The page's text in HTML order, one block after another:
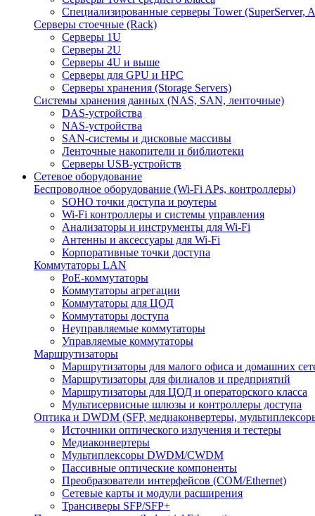
Специализированные серверы Tower (SuperServer,
Серверы стоечные (Rack)
Серверы 1U
Серверы 2U
Серверы 4U и выше
Серверы для GPU и HPC
Серверы хранения (Storage Servers)
Системы хранения данных (NAS, SAN, ленточные)
DAS-устройства
NAS-устройства
SAN-системы и дисковые массивы
Ленточные накопители и библиотеки
Серверы USB-устройств
Сетевое оборудование
Беспроводное оборудование (Wi-Fi APs, контроллеры)
SOHO точки доступа и роутеры
Wi-Fi контроллеры и системы управления
Анализаторы и инструменты для Wi-Fi
Антенны и аксессуары для Wi-Fi
Корпоративные точки доступа
Коммутаторы LAN
PoE-коммутаторы
Коммутаторы агрегации
Коммутаторы для ЦОД
Коммутаторы доступа
Неуправляемые коммутаторы
Управляемые коммутаторы
Маршрутизаторы
Маршрутизаторы для малого офиса и домашних
Маршрутизаторы для филиалов и предприятий
Маршрутизаторы для ЦОД и операторского класса
Мультисервисные шлюзы и контроллеры доступа
Оптика и DWDM (SFP, медиаконвертеры,
Источники оптического излучения и тестеры
Медиаконвертеры
Мультиплексоры DWDM/CWDM
Пассивные оптические компоненты
Преобразователи интерфейсов (COM/Ethernet)
Сетевые карты и модули расширения
Трансиверы SFP/SFP+